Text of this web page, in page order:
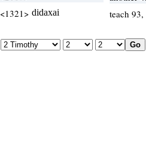
<1321> didaxai teach